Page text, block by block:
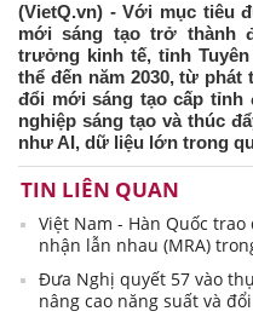
(VietQ.vn) - Với mục tiêu
mới sáng tạo trở thành
trưởng kinh tế, tỉnh
thể đến năm 2030, từ
đổi mới sáng tạo cấp tỉnh
nghiệp sáng tạo và thúc
như AI, dữ liệu lớn trong
TIN LIÊN QUAN
Việt Nam - Hàn Quốc
nhận lẫn nhau (MRA)
Đưa Nghị quyết 57 vào
nâng cao năng suất và